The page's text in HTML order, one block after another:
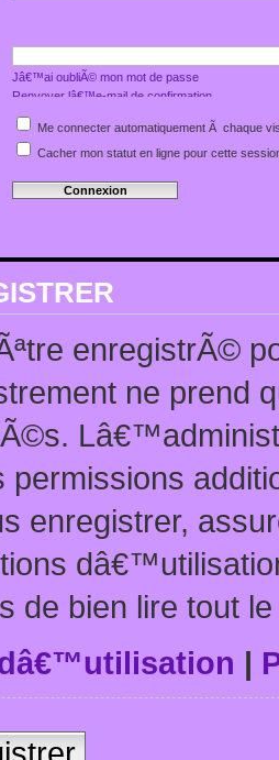
Jâ€™ai oubliÃ© mon mot de passe
Renvoyer lâ€™e-mail de confirmation
Me connecter automatiquement Ã chaque
Cacher mon statut en ligne pour cette
enregistrÃ©
ne prend
permissions
enregistrer,
de bien lire tout
|